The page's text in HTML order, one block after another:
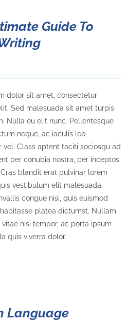
Guide To
dolor sit amet, consectetur
Sed malesuada sit amet turpis
Nulla eu elit nunc. Pellentesque
neque, ac iaculis leo
vel. Class aptent taciti sociosqu ad
per conubia nostra, per inceptos
Cras blandit erat pulvinar lorem
vestibulum elit malesuada.
congue nisi, quis euismod
platea dictumst. Nullam
nisi tempor, ac porta ipsum
quis viverra dolor.
Language